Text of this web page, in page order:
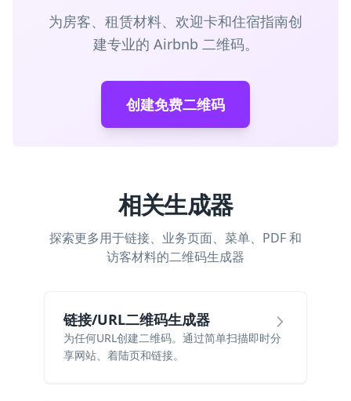
为房客、租赁材料、欢迎卡和住宿指南创
建专业的 Airbnb 二维码。
创建免费二维码
相关生成器
探索更多用于链接、业务页面、菜单、PDF 和
访客材料的二维码生成器
链接/URL二维码生成器
为任何URL创建二维码。通过简单扫描即时分
享网站、着陆页和链接。